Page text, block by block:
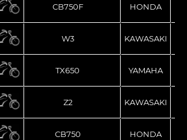
CB750F HONDA
W3 KAWASAKI
TX650 YAMAHA
Z2 KAWASAKI
CB750 HONDA